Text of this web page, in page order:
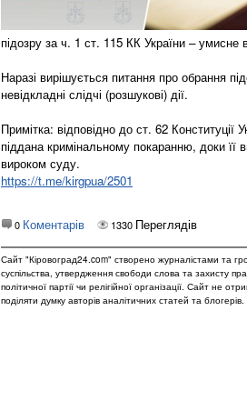
підозру за ч. 1 ст. 115 КК України – умисне
Наразі вирішується питання про обрання
невідкладні слідчі (розшукові) дії.
Примітка: відповідно до ст. 62
піддана кримінальному покаранню, доки
вироком суду.
https://t.me/kirgpua/2501
0 Коментарів 1330 Переглядів
Сайт "Кіровоград24.com" створено журналістами та
суспільства, утвердження свободи слова та захисту
політичної партії чи релігійної організації. Сайт не
поділяти думку авторів аналітичних статей та